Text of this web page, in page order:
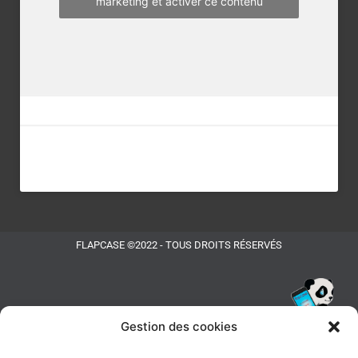
Gestion des cookies
FLAPCASE ©2022 - TOUS DROITS RÉSERVÉS